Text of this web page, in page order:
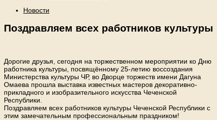
Новости
Поздравляем всех работников культуры
Дорогие друзья, сегодня на торжественном мероприятии ко Дню
работника культуры, посвящённому 25-летию воссоздания
Министерства культуры ЧР, во Дворце торжеств имени Дагуна
Омаева прошла выставка известных мастеров декоративно-
прикладного и изобразительного искусства Чеченской
Республики.
Поздравляем всех работников культуры Чеченской Республики с
этим замечательным профессиональным праздником!